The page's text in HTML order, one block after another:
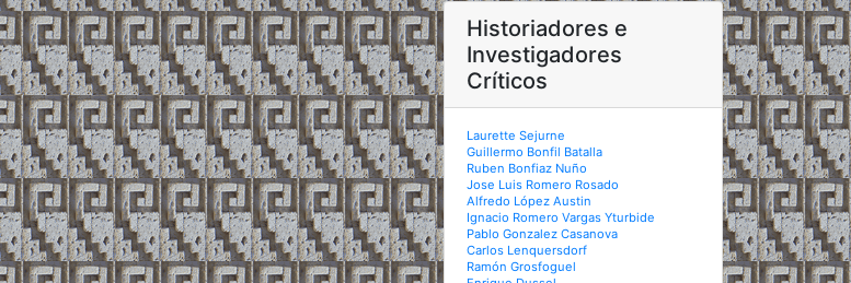
Historiadores e
Investigadores
Críticos
Laurette Sejurne
Guillermo Bonfil Batalla
Ruben Bonfiaz Nuño
Jose Luis Romero Rosado
Alfredo López Austin
Ignacio Romero Vargas Yturbide
Pablo Gonzalez Casanova
Carlos Lenquersdorf
Ramón Grosfoguel